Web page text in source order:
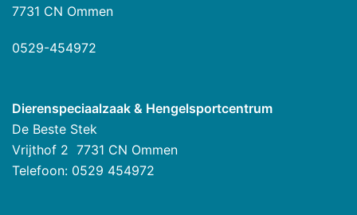
7731 CN Ommen
0529-454972
Dierenspeciaalzaak & Hengelsportcentrum
De Beste Stek
Vrijthof 2 7731 CN Ommen
Telefoon: 0529 454972